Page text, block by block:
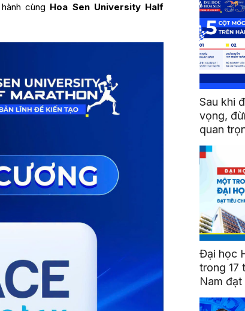
cùng Hoa Sen University Half
Sau khi
vọng,
quan
sinh viên
Đại học
trong 17
Nam